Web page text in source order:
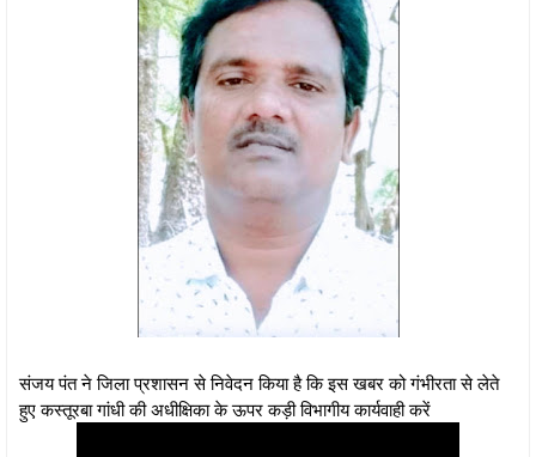
संजय पंत ने जिला प्रशासन से निवेदन किया है कि इस खबर को गंभीरता से लेते
हुए कस्तूरबा गांधी की अधीक्षिका के ऊपर कड़ी विभागीय कार्यवाही करें